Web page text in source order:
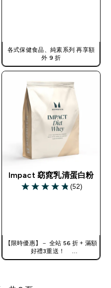
各式保健食品、純素系列 再享額
外 9 折
Impact 窈窕乳清蛋白粉
4.79 out of 5 stars
(52)
【限時優惠】－ 全站 56 折 + 滿額
好禮3重送！
使用優惠碼，獲得額外折扣：